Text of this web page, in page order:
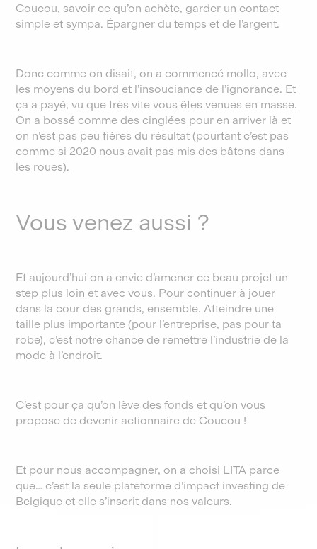
Coucou, savoir ce qu’on achète, garder un contact
simple et sympa. Épargner du temps et de l’argent.
Donc comme on disait, on a commencé mollo, avec
les moyens du bord et l’insouciance de l’ignorance. Et
ça a payé, vu que très vite vous êtes venues en masse.
On a bossé comme des cinglées pour en arriver là et
on n’est pas peu fières du résultat (pourtant c’est pas
comme si 2020 nous avait pas mis des bâtons dans
les roues).
Vous venez aussi ?
Et aujourd’hui on a envie d’amener ce beau projet un
step plus loin et avec vous. Pour continuer à jouer
dans la cour des grands, ensemble. Atteindre une
taille plus importante (pour l’entreprise, pas pour ta
robe), c’est notre chance de remettre l’industrie de la
mode à l’endroit.
C’est pour ça qu’on lève des fonds et qu’on vous
propose de devenir actionnaire de Coucou !
Et pour nous accompagner, on a choisi LITA parce
que… c’est la seule plateforme d’impact investing de
Belgique et elle s’inscrit dans nos valeurs.